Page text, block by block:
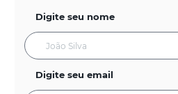
Digite seu nome
Digite seu email